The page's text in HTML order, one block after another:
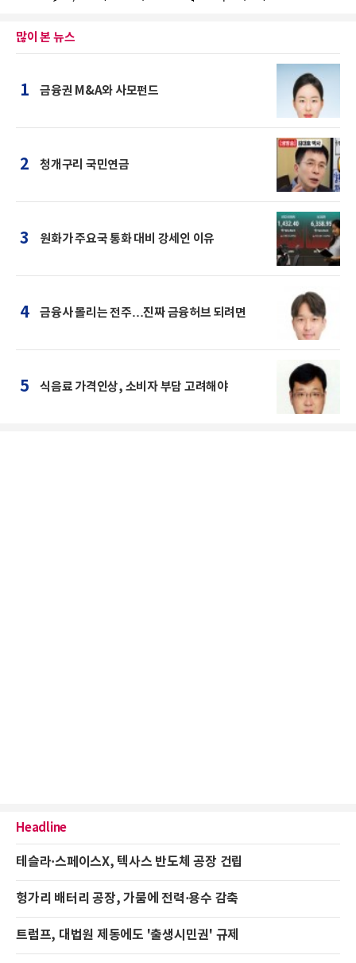
많이 본 뉴스
1 금융권 M&A와 사모펀드
2 청개구리 국민연금
3 원화가 주요국 통화 대비 강세인 이유
4 금융사 몰리는 전주…진짜 금융허브 되려면
5 식음료 가격인상, 소비자 부담 고려해야
Headline
테슬라·스페이스X, 텍사스 반도체 공장 건립
헝가리 배터리 공장, 가뭄에 전력·용수 감축
트럼프, 대법원 제동에도 '출생시민권' 규제